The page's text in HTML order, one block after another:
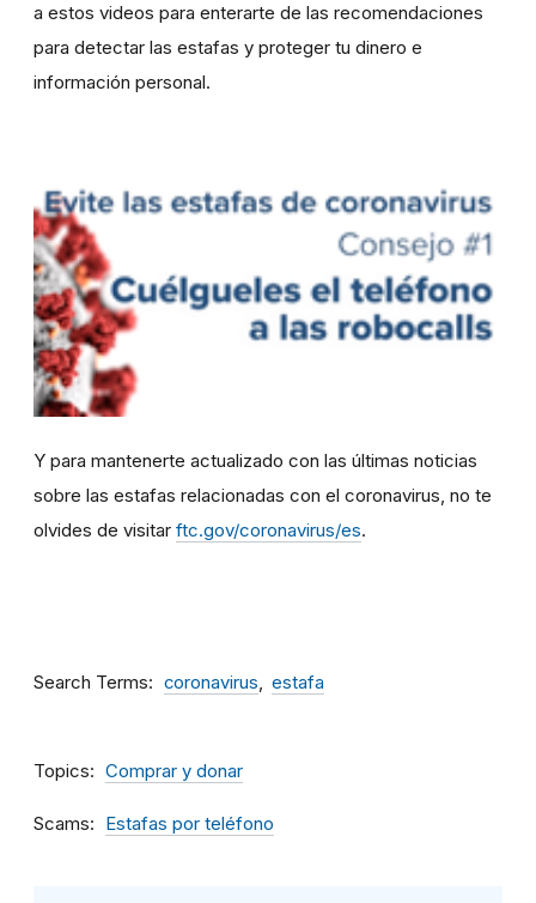
a estos videos para enterarte de las recomendaciones
para detectar las estafas y proteger tu dinero e
información personal.
Y para mantenerte actualizado con las últimas noticias
sobre las estafas relacionadas con el coronavirus, no te
olvides de visitar ftc.gov/coronavirus/es.
Search Terms coronavirus estafa
Topics Comprar y donar
Scams Estafas por teléfono